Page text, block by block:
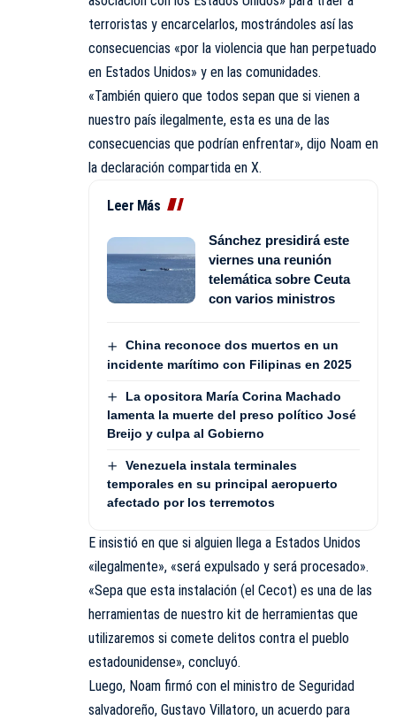
terroristas y encarcelarlos, mostrándoles así las
consecuencias «por la violencia que han perpetuado
en Estados Unidos» y en las comunidades.
«También quiero que todos sepan que si vienen a
nuestro país ilegalmente, esta es una de las
consecuencias que podrían enfrentar», dijo Noam en
la declaración compartida en X.
Leer Más
Sánchez presidirá este
viernes una reunión
telemática sobre Ceuta
con varios ministros
China reconoce dos muertos en un
incidente marítimo con Filipinas en 2025
La opositora María Corina Machado
lamenta la muerte del preso político José
Breijo y culpa al Gobierno
Venezuela instala terminales
temporales en su principal aeropuerto
afectado por los terremotos
E insistió en que si alguien llega a Estados Unidos
«ilegalmente», «será expulsado y será procesado».
«Sepa que esta instalación (el Cecot) es una de las
herramientas de nuestro kit de herramientas que
utilizaremos si comete delitos contra el pueblo
estadounidense», concluyó.
Luego, Noam firmó con el ministro de Seguridad
salvadoreño, Gustavo Villatoro, un acuerdo para